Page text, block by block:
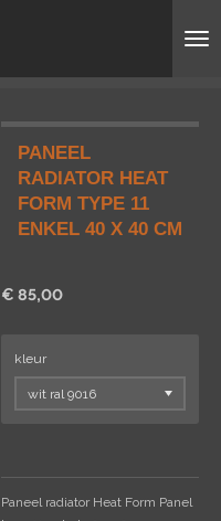
PANEEL
RADIATOR HEAT
FORM TYPE 11
ENKEL 40 X 40 CM
€ 85,00
kleur
Paneel radiator Heat Form Panel